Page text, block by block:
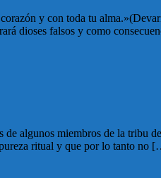
y con toda tu
dioses falsos y como
de algunos miembros de la
ritual y que por lo tanto no